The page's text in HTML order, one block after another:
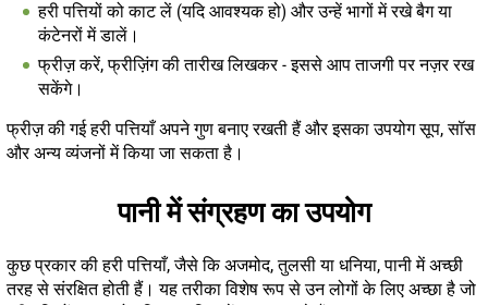
हरी पत्तियों को काट लें (यदि आवश्यक हो) और उन्हें भागों में रखे बैग या
कंटेनरों में डालें।
फ्रीज़ करें, फ्रीज़िंग की तारीख लिखकर - इससे आप ताजगी पर नज़र रख
सकेंगे।
फ्रीज़ की गई हरी पत्तियाँ अपने गुण बनाए रखती हैं और इसका उपयोग सूप, सॉस
और अन्य व्यंजनों में किया जा सकता है।
पानी में संग्रहण का उपयोग
कुछ प्रकार की हरी पत्तियाँ, जैसे कि अजमोद, तुलसी या धनिया, पानी में अच्छी
तरह से संरक्षित होती हैं। यह तरीका विशेष रूप से उन लोगों के लिए अच्छा है जो